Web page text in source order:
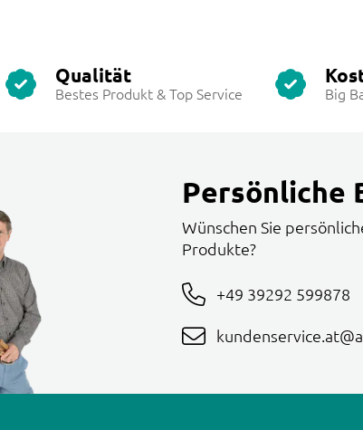
Qualität
Bestes Produkt & Top Service Big
Persönliche
Wünschen Sie
Produkte?
+49 39292 599878